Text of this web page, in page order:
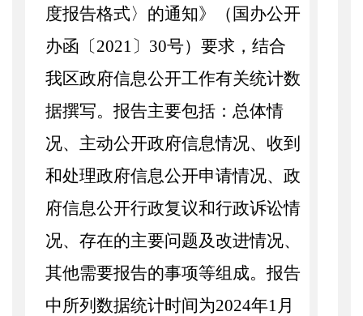
度报告格式〉的通知》（国办公开
办函〔2021〕 30号）要求， 结合
我区政府信息公开工作有关统计数
据撰写。报告主要包括：总体情
况、主动公开政府信息情况、收到
和处理政府信息公开申请情况、政
府信息公开行政复议和行政诉讼情
况、存在的主要问题及改进情况、
其他需要报告的事项等组成。报告
中所列数据统计时间为2024年1月